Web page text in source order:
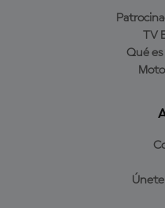
TV
Qué es
Únete